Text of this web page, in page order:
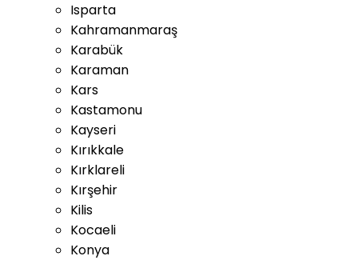
Isparta
Kahramanmaraş
Karabük
Karaman
Kars
Kastamonu
Kayseri
Kırıkkale
Kırklareli
Kırşehir
Kilis
Kocaeli
Konya